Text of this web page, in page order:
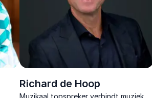
Richard de Hoop
Muzikaal topspreker verbindt muziek